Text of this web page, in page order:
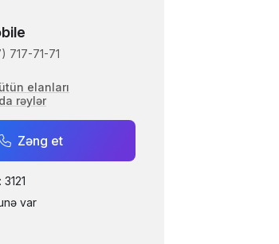
717-71-71
elanları
rəylər
Zəng et
var
Baku
AZN
iPhone 14 128 GB
AZN